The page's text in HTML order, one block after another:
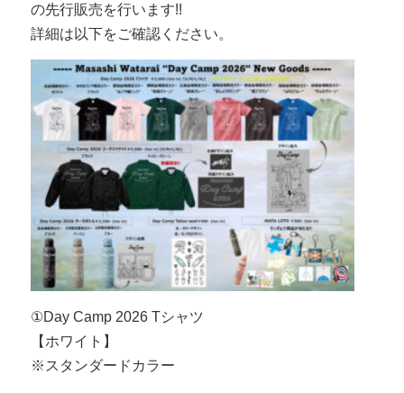
の先行販売を行います!!
詳細は以下をご確認ください。
①Day Camp 2026 Tシャツ
【ホワイト】
※スタンダードカラー